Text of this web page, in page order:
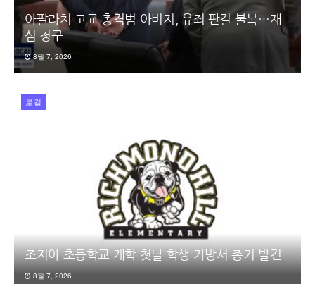
아팔라치 고교 총격범 아버지, 유죄 판결 불복…재
심 청구
8월 7, 2026
로컬
조지아 초등학교 개학 첫날 학생 가방서 총기 발견
8월 7, 2026